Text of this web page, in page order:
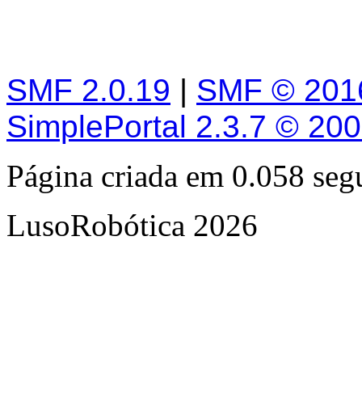
SMF 2.0.19 | SMF ©
SimplePortal 2.3.7 ©
Página criada em 0.058
LusoRobótica 2026